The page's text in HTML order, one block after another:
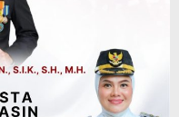
Hampir
dari